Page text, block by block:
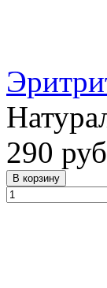
290 руб